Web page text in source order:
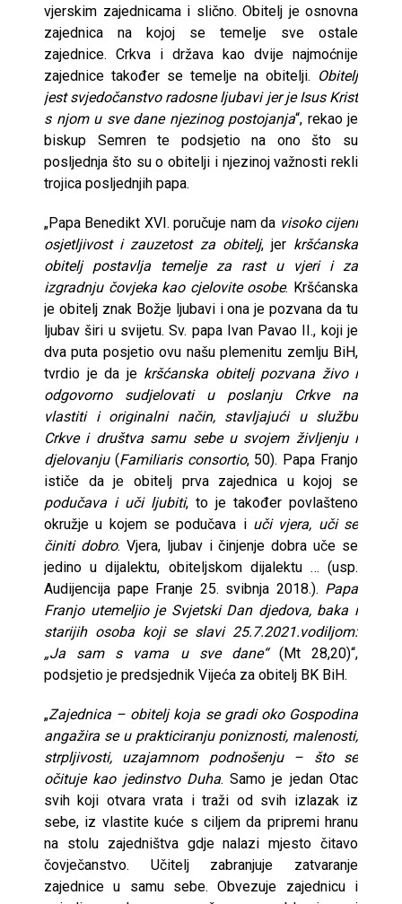
vjerskim zajednicama i slično. Obitelj je osnovna
zajednica na kojoj se temelje sve ostale
zajednice. Crkva i država kao dvije najmoćnije
zajednice također se temelje na obitelji. Obitelj
jest svjedočanstvo radosne ljubavi jer je Isus Krist
s njom u sve dane njezinog postojanja“, rekao je
biskup Semren te podsjetio na ono što su
posljednja što su o obitelji i njezinoj važnosti rekli
trojica posljednjih papa.
„Papa Benedikt XVI. poručuje nam da visoko cijeni
osjetljivost i zauzetost za obitelj, jer kršćanska
obitelj postavlja temelje za rast u vjeri i za
izgradnju čovjeka kao cjelovite osobe. Kršćanska
je obitelj znak Božje ljubavi i ona je pozvana da tu
ljubav širi u svijetu. Sv. papa Ivan Pavao II., koji je
dva puta posjetio ovu našu plemenitu zemlju BiH,
tvrdio je da je kršćanska obitelj pozvana živo i
odgovorno sudjelovati u poslanju Crkve na
vlastiti i originalni način, stavljajući u službu
Crkve i društva samu sebe u svojem življenju i
djelovanju (Familiaris consortio, 50). Papa Franjo
ističe da je obitelj prva zajednica u kojoj se
podučava i uči ljubiti, to je također povlašteno
okružje u kojem se podučava i uči vjera, uči se
činiti dobro. Vjera, ljubav i činjenje dobra uče se
jedino u dijalektu, obiteljskom dijalektu … (usp.
Audijencija pape Franje 25. svibnja 2018.). Papa
Franjo utemeljio je Svjetski Dan djedova, baka i
starijih osoba koji se slavi 25.7.2021.vodiljom:
„Ja sam s vama u sve dane“ (Mt 28,20)“,
podsjetio je predsjednik Vijeća za obitelj BK BiH.
„Zajednica – obitelj koja se gradi oko Gospodina
angažira se u prakticiranju poniznosti, malenosti,
strpljivosti, uzajamnom podnošenju – što se
očituje kao jedinstvo Duha. Samo je jedan Otac
svih koji otvara vrata i traži od svih izlazak iz
sebe, iz vlastite kuće s ciljem da pripremi hranu
na stolu zajedništva gdje nalazi mjesto čitavo
čovječanstvo. Učitelj zabranjuje zatvaranje
zajednice u samu sebe. Obvezuje zajednicu i